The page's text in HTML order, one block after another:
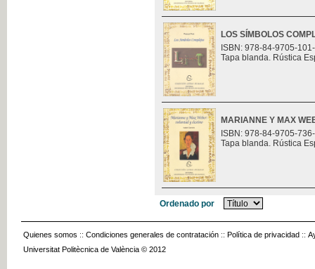
LOS SÍMBOLOS
ISBN: 978-84-9705-
Tapa blanda. Rústica
MARIANNE Y MAX
ISBN: 978-84-9705-
Tapa blanda. Rústica
Ordenado por
Quienes somos :: Condiciones generales de contratación :: Política de privacidad ::
Universitat Politècnica de València © 2012